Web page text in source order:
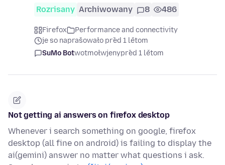
Rozrisany Archiwowany 8 486
Firefox
Performance and connectivity
je so naprašowało před 1 lětom
SuMo Botwotmołwjenypřed 1 lětom
Not getting ai answers on firefox desktop
Whenever i search something on google, firefox
desktop (all fine on android) is failing to display the
ai(gemini) answer no matter what questions i ask.